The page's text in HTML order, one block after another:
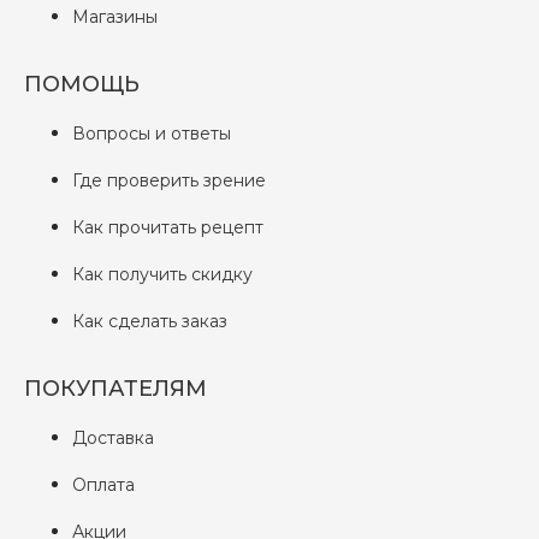
Магазины
ПОМОЩЬ
Вопросы и ответы
Где проверить зрение
Как прочитать рецепт
Как получить скидку
Как сделать заказ
ПОКУПАТЕЛЯМ
Доставка
Оплата
Акции